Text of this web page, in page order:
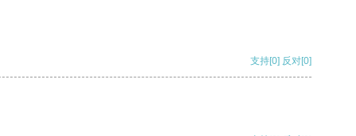
支持[0] 反对[0]